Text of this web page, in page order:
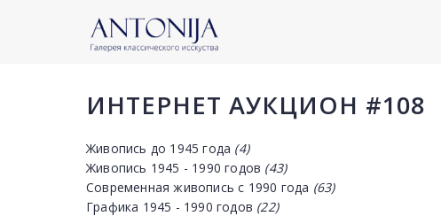
ИНТЕРНЕТ АУКЦИОН #108
Живопись до 1945 года (4)
Живопись 1945 - 1990 годов (43)
Современная живопись с 1990 года (63)
Графика 1945 - 1990 годов (22)